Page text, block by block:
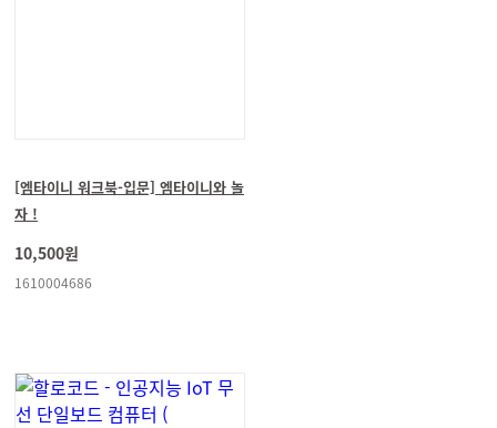
[엠타이니 워크북-입문] 엠타이니와 놀
자 !
10,500원
1610004686